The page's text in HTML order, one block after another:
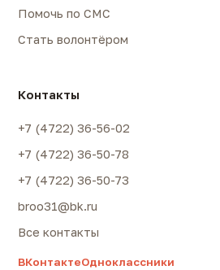
Помочь по СМС
Стать волонтёром
Контакты
+7 (4722) 36-56-02
+7 (4722) 36-50-78
+7 (4722) 36-50-73
broo31@bk.ru
Все контакты
ВКонтактеОдноклассники